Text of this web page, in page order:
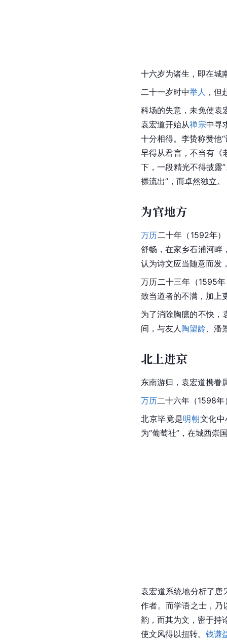
十六岁为诸生，即在城
二十一岁时中举人 ，但
科场的失意，未免使袁
袁宏道开始从禅宗中寻
十分相得。李贽称赞他
早得从君言，不当有《
下，一段精光不得披露
襟流出”，而卓然独立。
为官地方
万历二十年（1592年
舒畅，在家乡石浦河畔
认为诗文应当随意而发
万历二十三年（1595
致当道者的不满，加上
为了消除胸臆的不快，
间，与友人 陶望龄 、
北上进京
东南游归，袁宏道携眷
万历二十六年（1598
北京毕竟是明朝文化
为“葡萄社”，在城西崇
袁宏道系统地分析了唐
作者。而学语之士，乃
韵，而其为文，密于持
使文风得以扭转。 钱谦